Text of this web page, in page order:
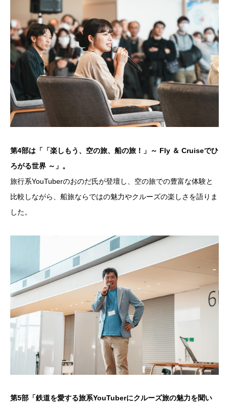
第4部は「「楽しもう、空の旅、船の旅！」～ Fly ＆ Cruiseでひ
ろがる世界 ～」。
旅行系YouTuberのおのだ氏が登壇し、空の旅での豊富な体験と
比較しながら、船旅ならではの魅力やクルーズの楽しさを語りま
した。
第5部「鉄道を愛する旅系YouTuberにクルーズ旅の魅力を聞い